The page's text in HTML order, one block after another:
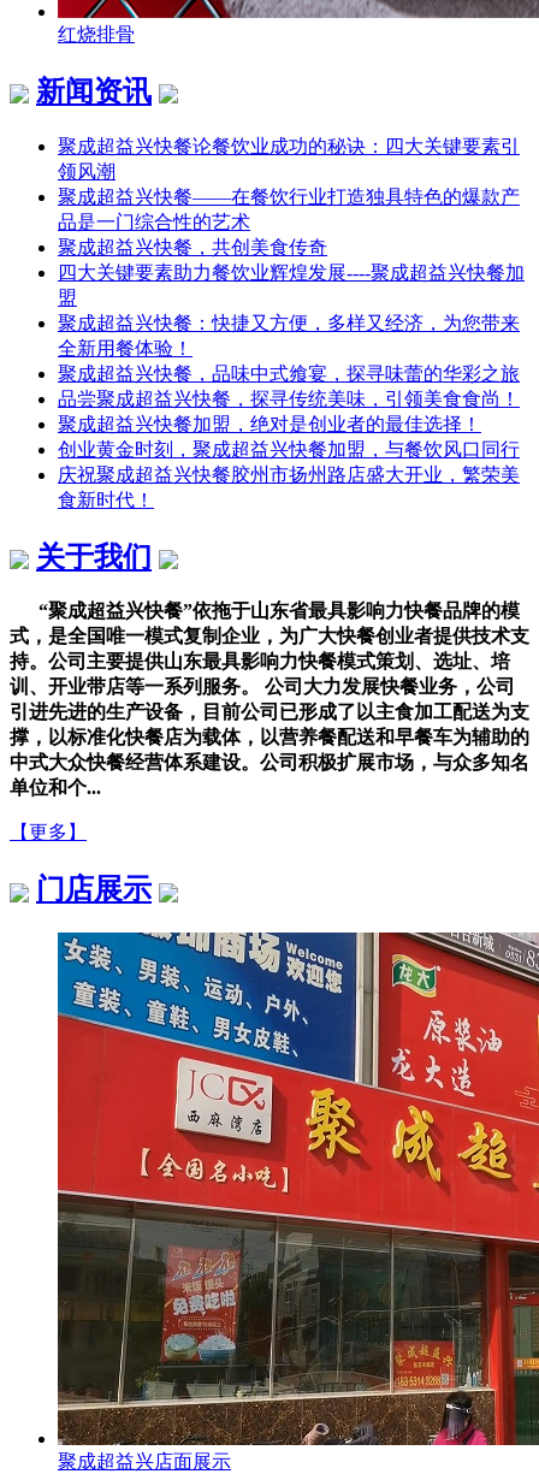
红烧排骨
新闻资讯
聚成超益兴快餐论餐饮业成功的秘诀：四大关键要素引
领风潮
聚成超益兴快餐——在餐饮行业打造独具特色的爆款产
品是一门综合性的艺术
聚成超益兴快餐，共创美食传奇
四大关键要素助力餐饮业辉煌发展----聚成超益兴快餐加
盟
聚成超益兴快餐：快捷又方便，多样又经济，为您带来
全新用餐体验！
聚成超益兴快餐，品味中式飨宴，探寻味蕾的华彩之旅
品尝聚成超益兴快餐，探寻传统美味，引领美食食尚！
聚成超益兴快餐加盟，绝对是创业者的最佳选择！
创业黄金时刻，聚成超益兴快餐加盟，与餐饮风口同行
庆祝聚成超益兴快餐胶州市扬州路店盛大开业，繁荣美
食新时代！
关于我们
“聚成超益兴快餐”依拖于山东省最具影响力快餐品牌的模
式，是全国唯一模式复制企业，为广大快餐创业者提供技术支
持。公司主要提供山东最具影响力快餐模式策划、选址、培
训、开业带店等一系列服务。 公司大力发展快餐业务，公司
引进先进的生产设备，目前公司已形成了以主食加工配送为支
撑，以标准化快餐店为载体，以营养餐配送和早餐车为辅助的
中式大众快餐经营体系建设。公司积极扩展市场，与众多知名
单位和个...
【更多】
门店展示
聚成超益兴店面展示